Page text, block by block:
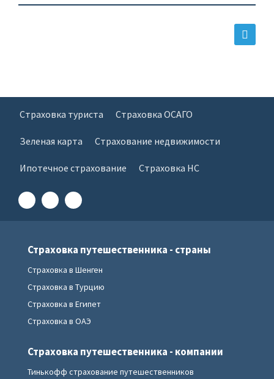
Страховка туриста Страховка ОСАГО
Зеленая карта Страхование недвижимости
Ипотечное страхование Страховка НС
Страховка путешественника - страны
Страховка в Шенген
Страховка в Турцию
Страховка в Египет
Страховка в ОАЭ
Страховка путешественника - компании
Тинькофф страхование путешественников